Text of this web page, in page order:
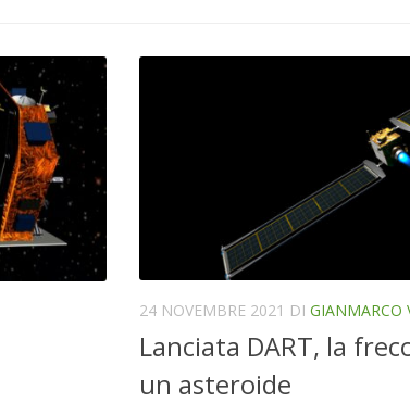
24 NOVEMBRE 2021 DI GIANMARCO
Lanciata DART, la
un asteroide